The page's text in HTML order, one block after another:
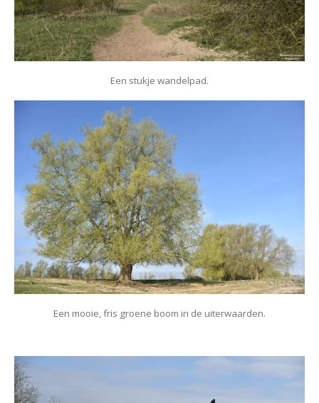
Een stukje wandelpad.
Een mooie, fris groene boom in de uiterwaarden.